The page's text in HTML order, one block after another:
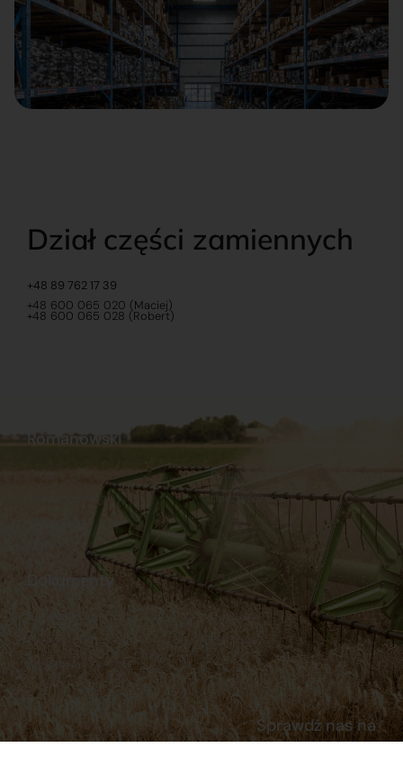
Dział części zamiennych
+48 89 762 17 39
+48 600 065 020 (Maciej)
+48 600 065 028 (Robert)
Dokumenty
Regulamin
Polityka prywatności
Reklamacje i zwroty
Dostawy
Płatności
Romanowski
Sklep internetowy
Praca
Ubezpieczenia
Sprawdź nas na